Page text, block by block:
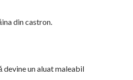
din castron.
devine un aluat maleabil